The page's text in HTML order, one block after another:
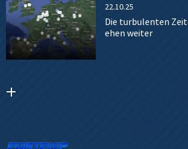
22.10.25
Die turbulenten
ehen weiter